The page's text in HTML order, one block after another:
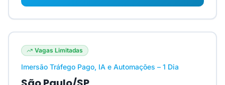
Vagas Limitadas
Imersão Tráfego Pago, IA e Automações – 1 Dia